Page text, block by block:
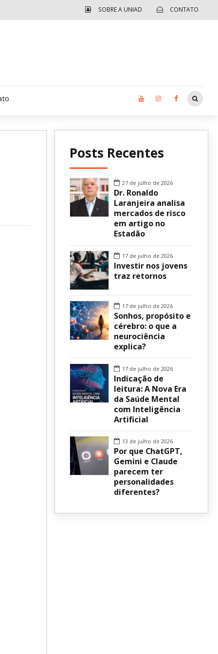
SOBRE A UNIAD CONTATO
Independência Jovem – FOLIA
Revista UNIAD
Posts Recentes
27 de julho de 2026
Dr. Ronaldo
Laranjeira analisa
mercados de risco
em artigo no
Estadão
17 de julho de 2026
Investir nos jovens
traz retornos
17 de julho de 2026
Sonhos, propósito e
cérebro: o que a
neurociência
explica?
17 de julho de 2026
Indicação de
leitura: A Nova Era
da Saúde Mental
com Inteligência
Artificial
13 de julho de 2026
Por que ChatGPT,
Gemini e Claude
parecem ter
personalidades
diferentes?